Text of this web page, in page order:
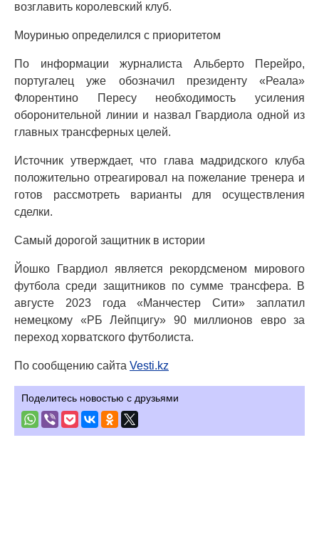
возглавить королевский клуб.
Моуринью определился с приоритетом
По информации журналиста Альберто Перейро,
португалец уже обозначил президенту «Реала»
Флорентино Пересу необходимость усиления
оборонительной линии и назвал Гвардиола одной из
главных трансферных целей.
Источник утверждает, что глава мадридского клуба
положительно отреагировал на пожелание тренера и
готов рассмотреть варианты для осуществления
сделки.
Самый дорогой защитник в истории
Йошко Гвардиол является рекордсменом мирового
футбола среди защитников по сумме трансфера. В
августе 2023 года «Манчестер Сити» заплатил
немецкому «РБ Лейпцигу» 90 миллионов евро за
переход хорватского футболиста.
По сообщению сайта Vesti.kz
Поделитесь новостью с друзьями